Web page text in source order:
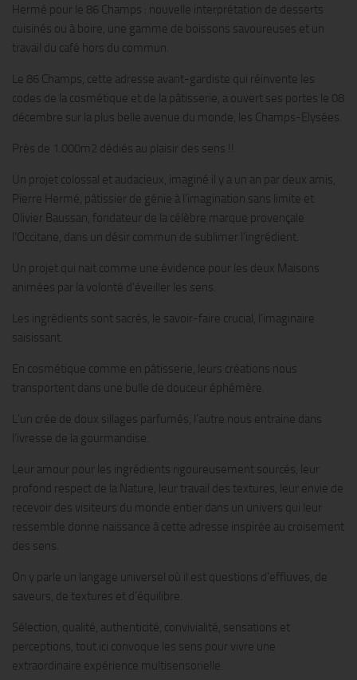
Hermé pour le 86 Champs : nouvelle interprétation de desserts
cuisinés ou à boire, une gamme de boissons savoureuses et un
travail du café hors du commun.
Le 86 Champs, cette adresse avant-gardiste qui réinvente les
codes de la cosmétique et de la pâtisserie, a ouvert ses portes le 08
décembre sur la plus belle avenue du monde, les Champs-Elysées.
Près de 1.000m2 dédiés au plaisir des sens !!
Un projet colossal et audacieux, imaginé il y a un an par deux amis,
Pierre Hermé, pâtissier de génie à l’imagination sans limite et
Olivier Baussan, fondateur de la célèbre marque provençale
l’Occitane, dans un désir commun de sublimer l’ingrédient.
Un projet qui nait comme une évidence pour les deux Maisons
animées par la volonté d’éveiller les sens.
Les ingrédients sont sacrés, le savoir-faire crucial, l’imaginaire
saisissant.
En cosmétique comme en pâtisserie, leurs créations nous
transportent dans une bulle de douceur éphémère.
L’un crée de doux sillages parfumés, l’autre nous entraine dans
l’ivresse de la gourmandise.
Leur amour pour les ingrédients rigoureusement sourcés, leur
profond respect de la Nature, leur travail des textures, leur envie de
recevoir des visiteurs du monde entier dans un univers qui leur
ressemble donne naissance à cette adresse inspirée au croisement
des sens.
On y parle un langage universel où il est questions d’effluves, de
saveurs, de textures et d’équilibre.
Sélection, qualité, authenticité, convivialité, sensations et
perceptions, tout ici convoque les sens pour vivre une
extraordinaire expérience multisensorielle.